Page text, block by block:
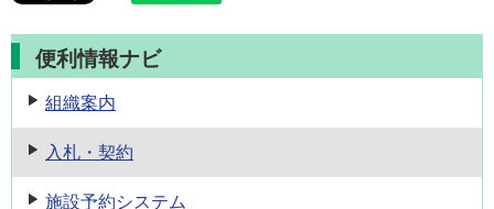
便利情報ナビ
組織案内
入札・契約
施設予約システム